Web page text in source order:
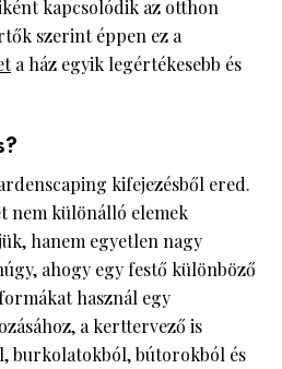
kapcsolódik az otthon
szerint éppen ez a
a ház egyik legértékesebb és
kifejezésből ered.
nem különálló elemek
hanem egyetlen nagy
ahogy egy festő különböző
használ egy
a kerttervező is
burkolatokból, bútorokból és